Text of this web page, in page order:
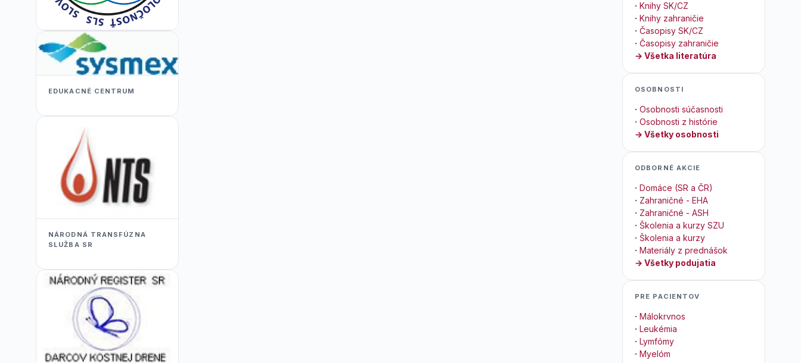
EDUKACNÉ CENTRUM
NÁRODNÁ TRANSFÚZNA
SLUŽBA SR
· Knihy SK/CZ
· Knihy zahraničie
· Časopisy SK/CZ
· Časopisy zahraničie
→ Všetka literatúra
OSOBNOSTI
· Osobnosti súčasnosti
· Osobnosti z histórie
→ Všetky osobnosti
ODBORNÉ AKCIE
· Domáce (SR a ČR)
· Zahraničné - EHA
· Zahraničné - ASH
· Školenia a kurzy SZU
· Školenia a kurzy
· Materiály z prednášok
→ Všetky podujatia
PRE PACIENTOV
· Málokrvnos
· Leukémia
· Lymfómy
· Myelóm